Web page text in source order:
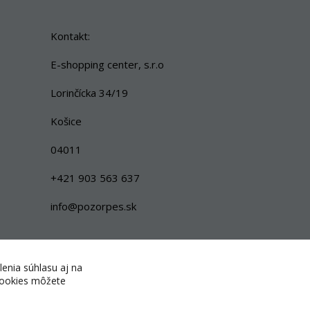
Kontakt:
E-shopping center, s.r.o
Lorinčícka 34/19
Košice
04011
+421 903 563 637
info@pozorpes.sk
súhlasu aj na
môžete